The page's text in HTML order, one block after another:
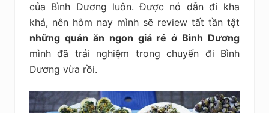
của Bình Dương luôn. Được nó dẫn đi kha
khá, nên hôm nay mình sẽ review tất tần tật
những quán ăn ngon giá rẻ ở Bình Dương
mình đã trải nghiệm trong chuyến đi Bình
Dương vừa rồi.